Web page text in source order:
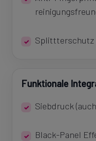
Splittterschutz
Funktionale
Siebdruck
Black-Panel